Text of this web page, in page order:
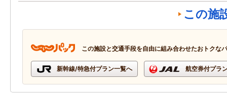
この施
この施設と交通手段を自由に組み合わせたおトクな
新幹線/特急付プラン一覧へ 航空券付プラ